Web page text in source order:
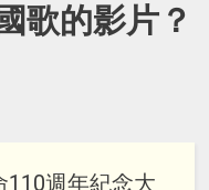
歌的影片？
110週年紀念大